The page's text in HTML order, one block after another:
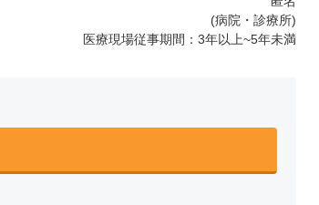
(病院・診療所)
医療現場従事期間：3年以上~5年未満